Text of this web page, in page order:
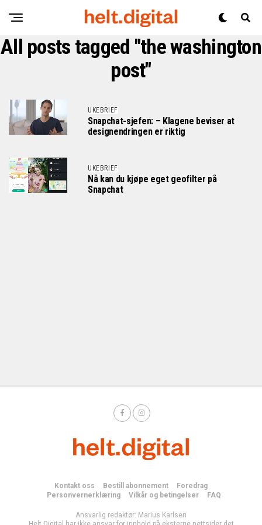
All posts tagged "the washington
post"
UKEBRIEF
Snapchat-sjefen: – Klagene beviser at
designendringen er riktig
UKEBRIEF
Nå kan du kjøpe eget geofilter på
Snapchat
Kontakt oss Bestill abonnement
Foredrag
Personvernerklæring
Vilkår og betingelser FAQ
Ansvarlig redaktør: Marius Karlsen